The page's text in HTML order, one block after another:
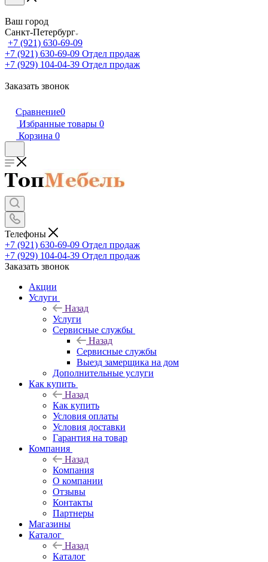
Ваш город
Санкт-Петербург
+7 (921) 630-69-09
+7 (921) 630-69-09 Отдел продаж
+7 (929) 104-04-39 Отдел продаж
Заказать звонок
Сравнение0
Избранные товары 0
Корзина 0
Телефоны
+7 (921) 630-69-09 Отдел продаж
+7 (929) 104-04-39 Отдел продаж
Заказать звонок
Акции
Услуги
Назад
Услуги
Сервисные службы
Назад
Сервисные службы
Выезд замерщика на дом
Дополнительные услуги
Как купить
Назад
Как купить
Условия оплаты
Условия доставки
Гарантия на товар
Компания
Назад
Компания
О компании
Отзывы
Контакты
Партнеры
Магазины
Каталог
Назад
Каталог